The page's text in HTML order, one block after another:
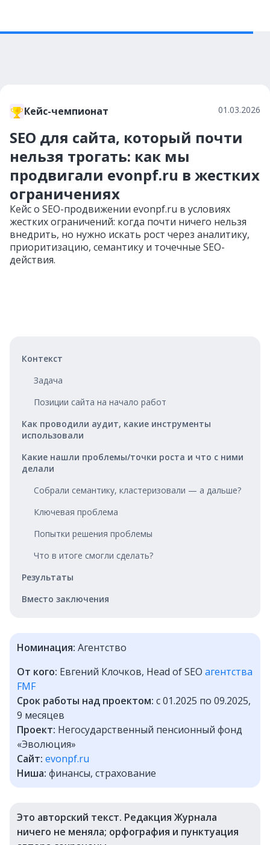
Кейс-чемпионат 01.03.2026
SEO для сайта, который почти
нельзя трогать: как мы
продвигали evonpf.ru в жестких
ограничениях
Кейс о SEO-продвижении evonpf.ru в условиях
жестких ограничений: когда почти ничего нельзя
внедрить, но нужно искать рост через аналитику,
приоритизацию, семантику и точечные SEO-
действия.
Контекст
Задача
Позиции сайта на начало работ
Как проводили аудит, какие инструменты
использовали
Какие нашли проблемы/точки роста и что с ними
делали
Собрали семантику, кластеризовали — а дальше?
Ключевая проблема
Попытки решения проблемы
Что в итоге смогли сделать?
Результаты
Вместо заключения
Номинация: Агентство
От кого: Евгений Клочков, Head of SEO агентства
FMF
Срок работы над проектом: с 01.2025 по 09.2025,
9 месяцев
Проект: Негосударственный пенсионный фонд
«Эволюция»
Сайт: evonpf.ru
Ниша: финансы, страхование
Это авторский текст. Редакция Журнала
ничего не меняла; орфография и пунктуация